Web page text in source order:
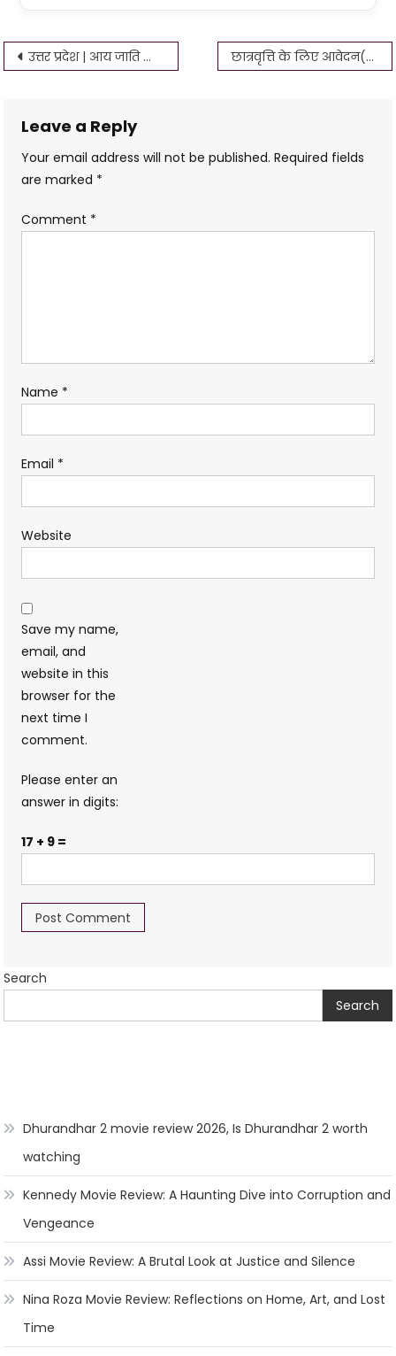
Post
उत्तर प्रदेश | आय जाति निवास वेरीफिकेशन | Income Caste Residence Verification छात्रवृत्ति के लिए आवेदन(सामान्य और अनु.जाति/जनजाति)
Leave a Reply
Your email address will not be published. Required fields
are marked *
Comment *
Name *
Email *
Website
Save my name,
email, and
website in this
browser for the
next time I
comment.
Please enter an
answer in digits:
17 + 9 =
Search
Search
Dhurandhar 2 movie review 2026, Is Dhurandhar 2 worth
watching
Kennedy Movie Review: A Haunting Dive into Corruption and
Vengeance
Assi Movie Review: A Brutal Look at Justice and Silence
Nina Roza Movie Review: Reflections on Home, Art, and Lost
Time